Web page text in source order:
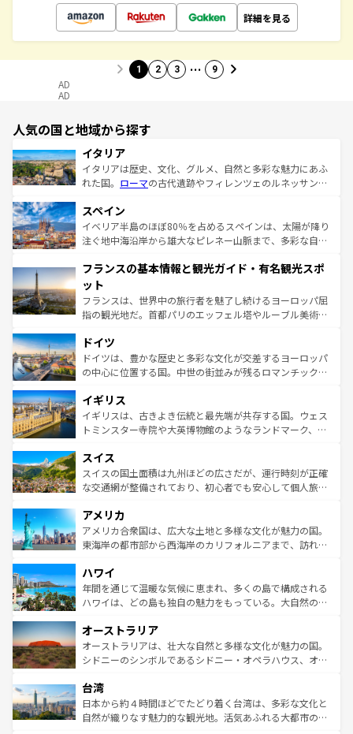
詳細を見る
1 2 3 … 9
AD
AD
人気の国と地域から探す
イタリア
イタリアは歴史、文化、グルメ、自然と多彩な魅力にあふ
れた国。 ローマの古代遺跡やフィレンツェのルネッサンス
ろん、トスカーナの美しい田園風景やアマルフィ海岸の絶
景など、自然景観も見逃せない。観光の合間には、本場の
ピザやパスタなど、絶品のイタリア料理を堪能することも
ませてくれるイタリアで、忘れられない旅をしてみよう！
なお、新着のイタリア情報は
しい。
スペイン
イベリア半島のほぼ80％を占めるスペインは、太陽が降り
注ぐ地中海沿岸から雄大なピレネー山脈まで、多彩な自然
文化が根付くこの国では、情熱的なフラメンコ、熱気あふ
れる闘牛、そして美味しいタパスが生活の一部となってい
る。首都マドリードの洗練された雰囲気や、バルセロナの
アートに溢れた街角から、地方では古代ローマ遺跡や中世
せる。地方によって風土や気候が異なるスペインはその個
性で訪れる人を魅了する。 なお、新着のスペイン情報は コ
ンテンツ一覧を参照してほしい。
フランスの基本情報と観光ガイド・有名観光スポ
ット
フランスは、世界中の旅行者を魅了し続けるヨーロッパ屈
指の観光地だ。首都パリのエッフェル塔やルーブル美術館
で、幅広い魅力が詰まっている。華麗な宮殿、歴史的な大
聖堂、美しいビーチ、そして豊かな自然が、訪れる者を心
から魅了する。また、フランスは美食の国としても知ら
いる。シャンパンの発祥地であるランス、プロヴァンスの
香り高いラベンダー畑など、多彩な楽しみ方が可能だ。さ
らに、パリ以外の地域にも魅力が溢れており、どの街角に
れる地方に足を運ぶとそれぞれで全く異なる文化を体験で
きるだろう。 なお、新着のフランス情報はコンテンツ一覧
を参照してほしい。
ドイツ
ドイツは、豊かな歴史と多彩な文化が交差するヨーロッパ
の中心に位置する国。中世の街並みが残るロマンチック街
顔を持つこの国は、どこを歩いても飽きることがない。ベ
ルリンの文化的活気、バイエルン州のアルプスの絶景、そ
してライン川沿いのワイン畑といった風景は必見。ビール
は、お酒好きな人にはぜひ体験してほしい。 なお、新着の
ドイツ情報はコンテンツ一覧を参照してほしい。
イギリス
イギリスは、古きよき伝統と最先端が共存する国。ウェス
トミンスター寺院や大英博物館のようなランドマーク、歴
リアごとに異なる魅力がある。また、優雅なアフタヌーン
ティー、ビール好きにはたまらない英国パブ、サッカー観
戦など、本場だからこそできる体験も豊富。イギリスを旅
ンツ一覧を参照してほしい。
スイス
スイスの国土面積は九州ほどの広さだが、運行時刻が正確
な交通網が整備されており、初心者でも安心して個人旅行
の建物がそのまま残る町や、スイスならではのユニークな
博物館もあり、アルプス観光だけでなく町歩きも満喫する
ことができる。国民の所得が高いため物価も高いが、旅行
ば市内交通費無料で観光を楽しむこともできる。 なお、新
着のスイス情報はコンテンツ一覧 を参照してほしい。
アメリカ
アメリカ合衆国は、広大な土地と多様な文化が魅力の国。
東海岸の都市部から西海岸のカリフォルニアまで、訪れる
のような巨大都市は、観光、ショッピング、エンターテイ
ンメントが詰まった刺激的なスポットだ。一方、アメリカ
西部には大自然が広がり、グランドキャニオンやイエロー
部のニューオーリンズでは、音楽と美食が融合した独特の
文化が魅力。旅行者はアメリカの各地域で異なる魅力を楽
しみながら、その多様性と豊かな歴史を感じることができ
ならではの贅沢な旅のスタイルだ。 なお、新着のアメリカ
情報はコンテンツ一覧を参照してほしい。
ハワイ
年間を通じて温暖な気候に恵まれ、多くの島で構成される
ハワイは、どの島も独自の魅力をもっている。大自然の神
ワイ島は見逃せない。また、定番の観光地といえばオアフ
島だが、静かな自然を求めるならマウイ島やカウアイ島が
おすすめ。エメラルドグリーンに輝く海をはじめ、豊かな
れるおもてなしの心で訪れる人々を迎えてくれるハワイの
人々、おいしいローカルフードやハワイアンミュージッ
ク、伝統的なフラダンスなど、すべてがハワイの魅力を彩
オーストラリア
オーストラリアは、壮大な自然と多様な文化が魅力の国。
シドニーのシンボルであるシドニー・オペラハウス、オー
リアリーフや大陸中央部にそびえるウルル（エアーズロッ
ク）、タスマニアの美しい原生林やケアンズの熱帯雨林な
ど、見どころがたくさん。また、カフェやワイン、オージ
台湾
日本から約４時間ほどでたどり着く台湾は、多彩な文化と
自然が織りなす魅力的な観光地。活気あふれる大都市の台